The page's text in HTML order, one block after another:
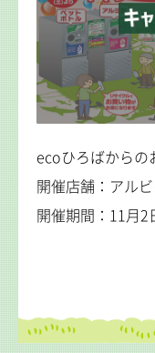
ecoひろばからの
開催店舗：アル
開催期間：11月2